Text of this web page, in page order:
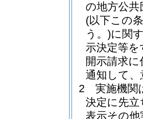
の地方公共
(以下この
う。)に関
示決定等
開示請求
通知して
2
実施機関
決定に先
表示その